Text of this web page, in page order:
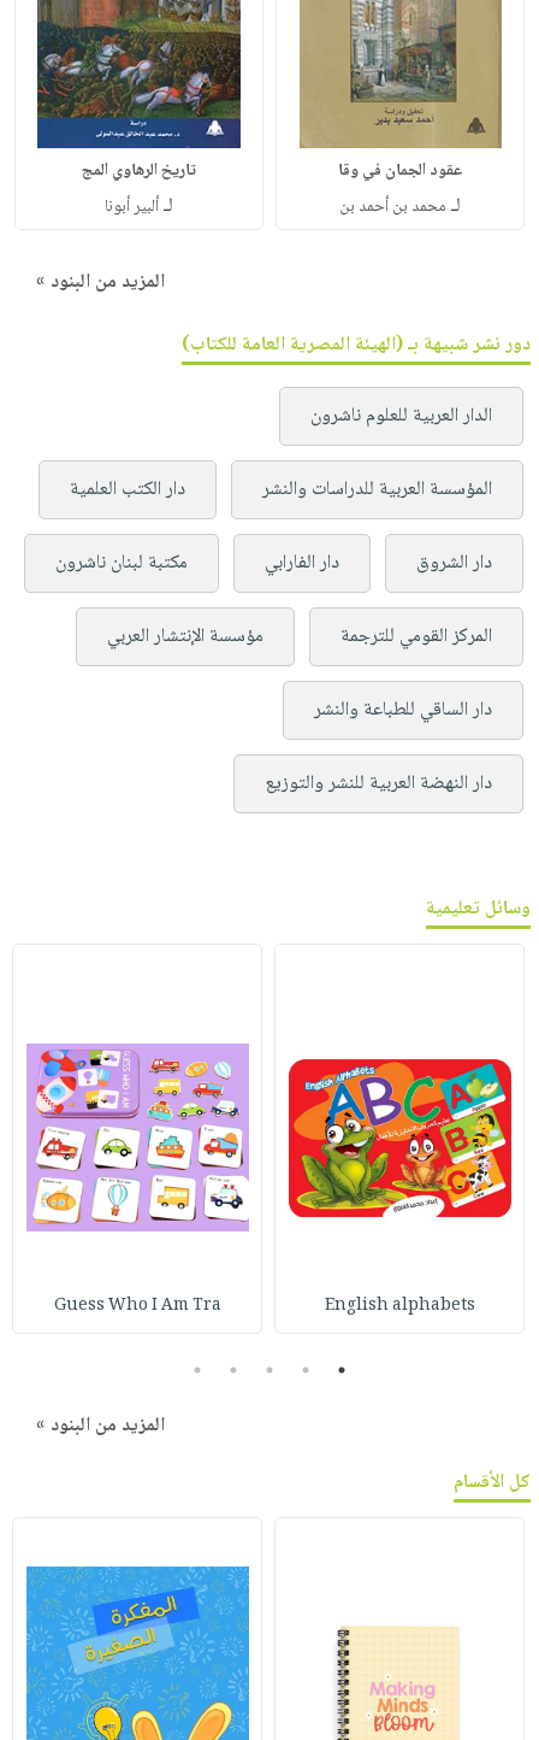
عقود الجمان في وقا
لـ محمد بن أحمد بن
تاريخ الرهاوي المج
لـألبير أبونا
المزيد من البنود »
دور نشر شبيهة بـ (الهيئة المصرية العامة للكتاب)
الدار العربية للعلوم ناشرون
المؤسسة العربية للدراسات والنشر دار الكتب العلمية
دار الشروق دار الفارابي مكتبة لبنان ناشرون
المركز القومي للترجمة مؤسسة الإنتشار العربي
دار الساقي للطباعة والنشر
دار النهضة العربية للنشر والتوزيع
وسائل تعليمية
English alphabets
Guess Who I Am Tra
1
2
3
4
5
المزيد من البنود »
كل الأقسام